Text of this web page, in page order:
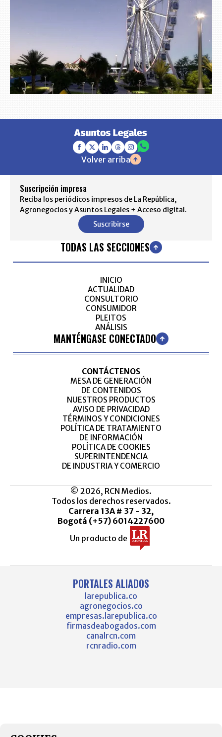
Volver arriba
Suscripción impresa
Reciba los periódicos impresos de La República,
Agronegocios y Asuntos Legales + Acceso digital.
Suscribirse
TODAS LAS SECCIONES
INICIO
ACTUALIDAD
CONSULTORIO
CONSUMIDOR
PLEITOS
ANÁLISIS
MANTÉNGASE CONECTADO
CONTÁCTENOS
MESA DE GENERACIÓN
DE CONTENIDOS
NUESTROS PRODUCTOS
AVISO DE PRIVACIDAD
TÉRMINOS Y CONDICIONES
POLÍTICA DE TRATAMIENTO
DE INFORMACIÓN
POLÍTICA DE COOKIES
SUPERINTENDENCIA
DE INDUSTRIA Y COMERCIO
© 2026, RCN Medios.
Todos los derechos reservados.
Carrera 13A # 37 - 32,
Bogotá (+57) 6014227600
Un producto de
PORTALES ALIADOS
larepublica.co
agronegocios.co
empresas.larepublica.co
firmasdeabogados.com
canalrcn.com
rcnradio.com